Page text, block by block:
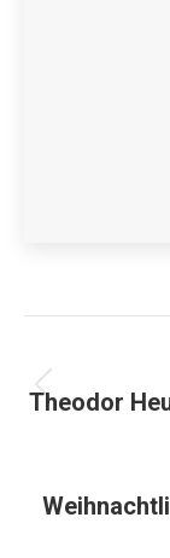
Theodor